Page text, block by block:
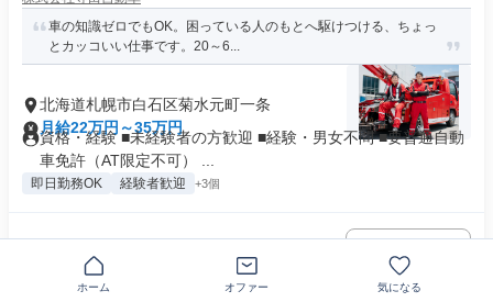
車の知識ゼロでもOK。困っている人のもとへ駆けつける、ちょっ
とカッコいい仕事です。20～6...
北海道札幌市白石区菊水元町一条
月給22万円～35万円
資格・経験 ■未経験者の方歓迎 ■経験・男女不問 ■要普通自動
車免許（AT限定不可） ...
即日勤務OK 経験者歓迎 +3個
ホーム オファー 気になる